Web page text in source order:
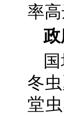
率
冬
堂